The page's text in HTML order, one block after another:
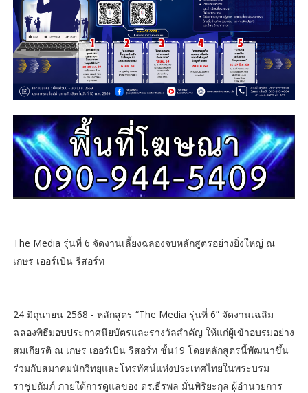
The Media รุ่นที่ 6 จัดงานเลี้ยงฉลองจบหลักสูตรอย่างยิ่งใหญ่ ณ
เกษร เออร์เบิน รีสอร์ท
24 มิถุนายน 2568 - หลักสูตร “The Media รุ่นที่ 6” จัดงานเฉลิม
ฉลองพิธีมอบประกาศนียบัตรและรางวัลสำคัญ ให้แก่ผู้เข้าอบรมอย่าง
สมเกียรติ ณ เกษร เออร์เบิน รีสอร์ท ชั้น19 โดยหลักสูตรนี้พัฒนาขึ้น
ร่วมกับสมาคมนักวิทยุและโทรทัศน์แห่งประเทศไทยในพระบรม
ราชูปถัมภ์ ภายใต้การดูแลของ ดร.ธีรพล มั่นพิริยะกุล ผู้อำนวยการ